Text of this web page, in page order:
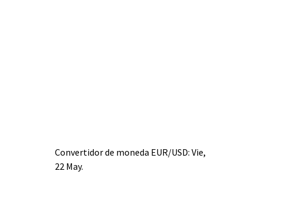
Convertidor de moneda EUR/USD: Vie,
22 May.